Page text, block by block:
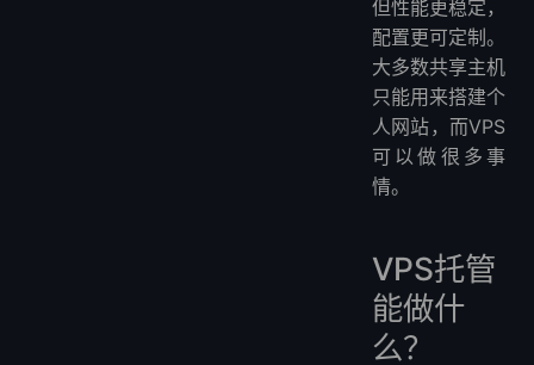
但性能更稳定，
配置更可定制。
大多数共享主机
只能用来搭建个
人网站，而VPS
可以做很多事
情。
VPS托管
能做什
么？